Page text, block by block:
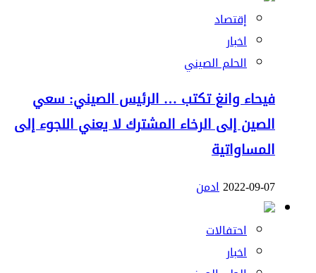
إقتصاد
اخبار
الحلم الصيني
فيحاء وانغ تكتب … الرئيس الصيني: سعي
الصين إلى الرخاء المشترك لا يعني اللجوء إلى
المساواتية
2022-09-07ادمن
احتفالات
اخبار